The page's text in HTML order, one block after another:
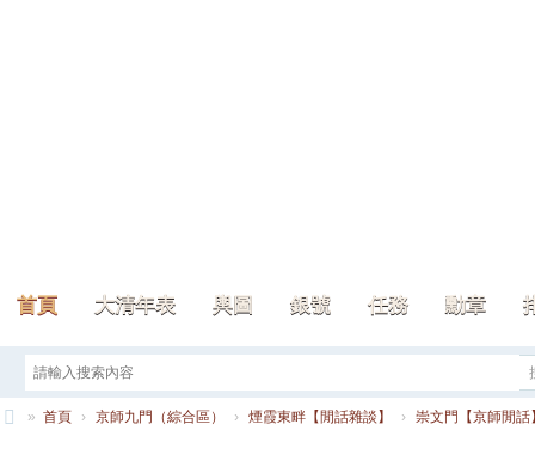
首頁 大清年表 輿圖 銀號 任務 勳章
» 首頁 › 京師九門（綜合區） › 煙霞東畔【閒話雜談】 › 崇文門【京師閒話